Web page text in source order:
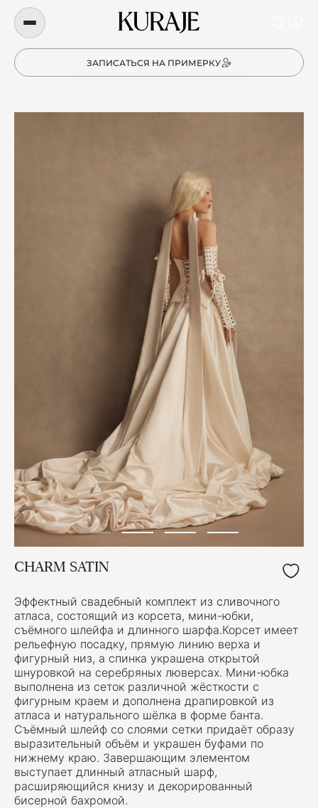
ЗАПИСАТЬСЯ НА ПРИМЕРКУ
CHARM SATIN
Эффектный свадебный комплект из сливочного
атласа, состоящий из корсета, мини-юбки,
съёмного шлейфа и длинного шарфа.Корсет имеет
рельефную посадку, прямую линию верха и
фигурный низ, а спинка украшена открытой
шнуровкой на серебряных люверсах. Мини-юбка
выполнена из сеток различной жёсткости с
фигурным краем и дополнена драпировкой из
атласа и натурального шёлка в форме банта.
Съёмный шлейф со слоями сетки придаёт образу
выразительный объём и украшен буфами по
нижнему краю. Завершающим элементом
выступает длинный атласный шарф,
расширяющийся книзу и декорированный
бисерной бахромой.